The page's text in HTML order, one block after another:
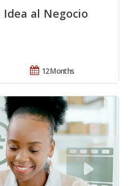
al Negocio
12 Months